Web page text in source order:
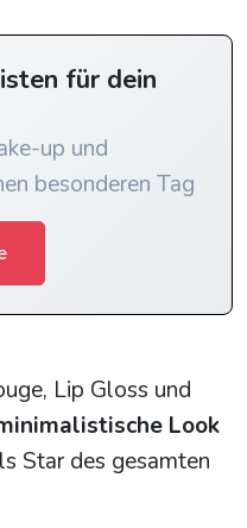
für dein
up und
besonderen Tag
Lip Gloss und
Look
Star des gesamten